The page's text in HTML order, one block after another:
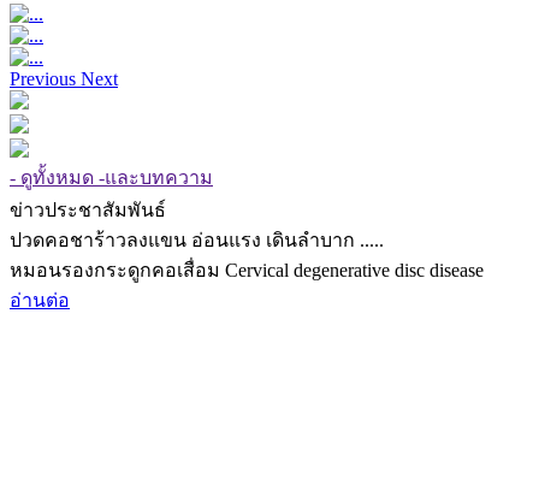
Previous Next
- ดูทั้งหมด -และบทความ
ข่าวประชาสัมพันธ์
ปวดคอชาร้าวลงแขน อ่อนแรง เดินลำบาก .....
หมอนรองกระดูกคอเสื่อม Cervical degenerative disc disease
อ่านต่อ